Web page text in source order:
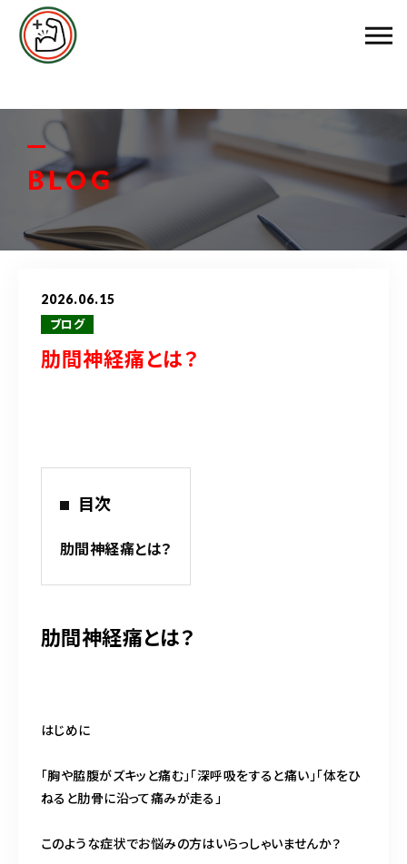
BLOG
2026.06.15
ブログ
肋間神経痛とは？
目次
肋間神経痛とは？
肋間神経痛とは？
はじめに
「胸や脇腹がズキッと痛む」「深呼吸をすると痛い」「体をひ
ねると肋骨に沿って痛みが走る」
このような症状でお悩みの方はいらっしゃいませんか？
メニュー料金
お客様の声
スタッフ紹介